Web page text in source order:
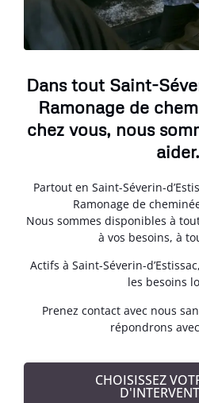
Dans tout Saint-
Ramonage de
chez vous, nous
aider.
Partout en Saint-Séverin-
Ramonage de
Nous sommes disponibles à
à vos besoins, à
Actifs à Saint-Séverin-
les besoins
Prenez contact avec nous
répondrons
CHOISISSEZ